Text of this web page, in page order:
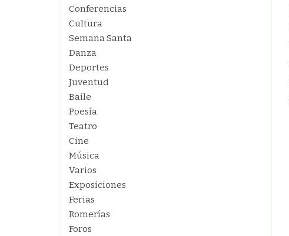
Conferencias
Cultura
Semana Santa
Danza
Deportes
Juventud
Baile
Poesía
Teatro
Cine
Música
Varios
Exposiciones
Ferias
Romerías
Foros